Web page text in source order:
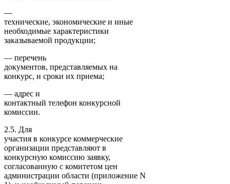
—
технические, экономические и иные
необходимые характеристики
заказываемой продукции;
— перечень
документов, представляемых на
конкурс, и сроки их приема;
— адрес и
контактный телефон конкурсной
комиссии.
2.5. Для
участия в конкурсе коммерческие
организации представляют в
конкурсную комиссию заявку,
согласованную с комитетом цен
администрации области (приложение N